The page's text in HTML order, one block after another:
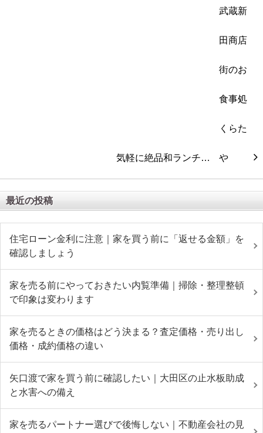
気軽に絶品和ランチ…
最近の投稿
住宅ローン金利に注意｜家を買う前に「返せる金額」を
確認しましょう
家を売る前にやっておきたい内覧準備｜掃除・整理整頓
で印象は変わります
家を売るときの価格はどう決まる？査定価格・売り出し
価格・成約価格の違い
矢口渡で家を買う前に確認したい｜大田区の止水板助成
と水害への備え
家を売るパートナー選びで後悔しない｜不動産会社の見